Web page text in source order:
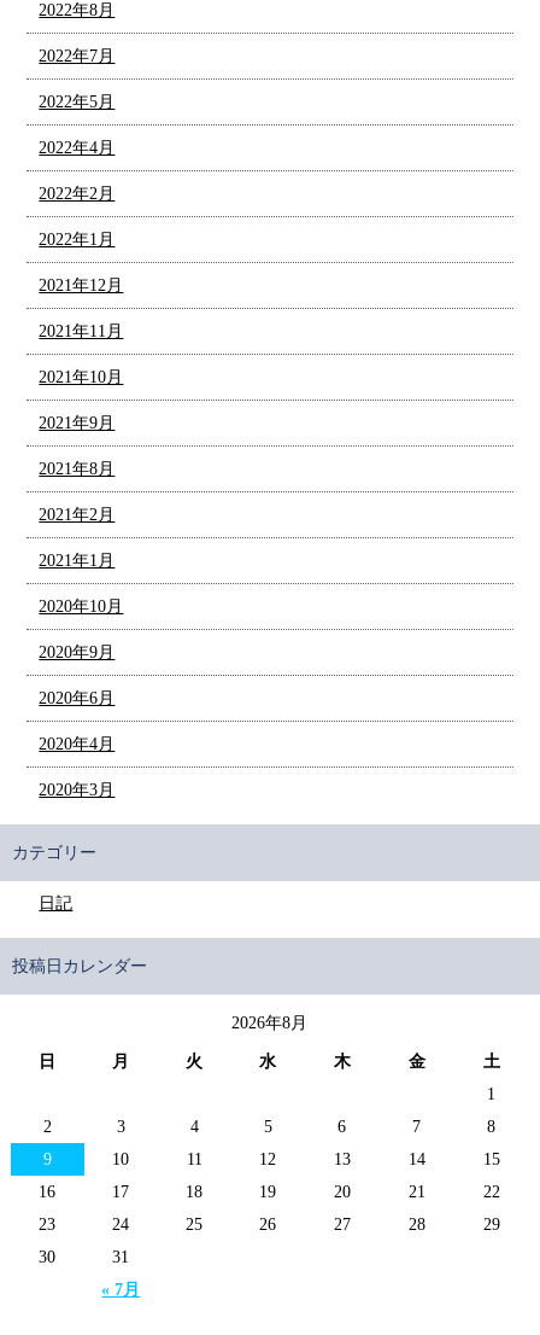
2022年8月
2022年7月
2022年5月
2022年4月
2022年2月
2022年1月
2021年12月
2021年11月
2021年10月
2021年9月
2021年8月
2021年2月
2021年1月
2020年10月
2020年9月
2020年6月
2020年4月
2020年3月
カテゴリー
日記
投稿日カレンダー
2026年8月
日 月 火 水 木 金 土
« 7月
1
2
3 4 5 6 7
8
9
10 11 12 13 14
15
16
17 18 19 20 21
22
23
24 25 26 27 28
29
30
31